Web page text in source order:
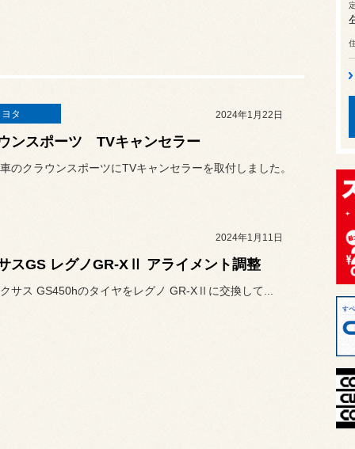
タ 2024年1月22日
ンスポーツ TVキャンセラー
のクラウンスポーツにTVキャンセラーを取付しました。
2024年1月11日
スGS レグノGR-XⅡ アライメント調整
サス GS450hのタイヤをレグノ GR-XⅡに交換して...